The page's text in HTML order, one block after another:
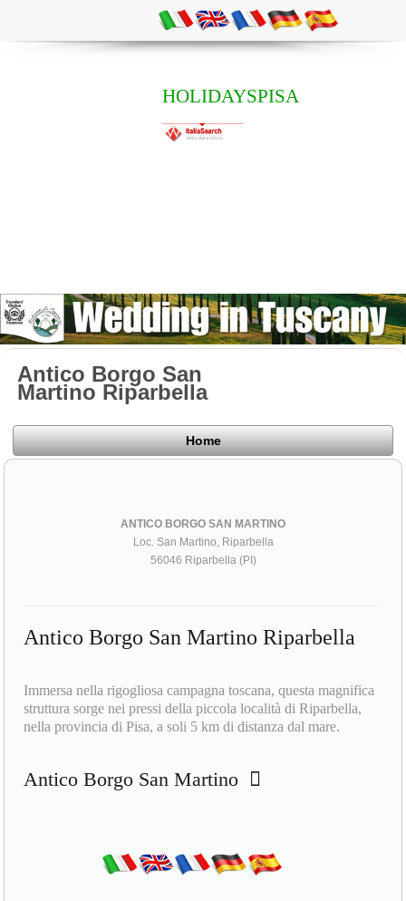
HOLIDAYSPISA
Antico Borgo San
Martino Riparbella
Home
ANTICO BORGO SAN MARTINO
Loc. San Martino, Riparbella
56046 Riparbella (PI)
Antico Borgo San Martino Riparbella
Immersa nella rigogliosa campagna toscana, questa magnifica
struttura sorge nei pressi della piccola località di Riparbella,
nella provincia di Pisa, a soli 5 km di distanza dal mare.
Antico Borgo San Martino